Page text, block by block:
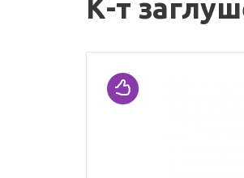
К-т